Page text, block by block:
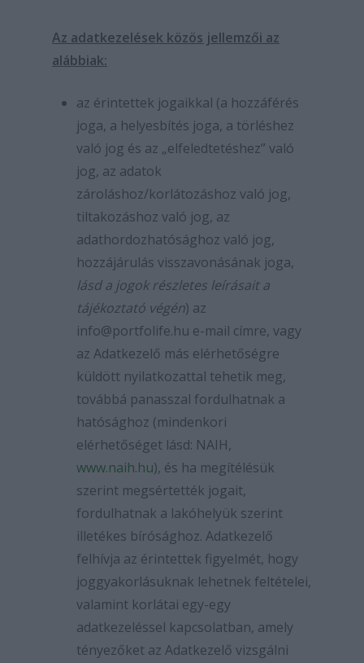
Az adatkezelések közös jellemzői az
alábbiak:
az érintettek jogaikkal (a hozzáférés
joga, a helyesbítés joga, a törléshez
való jog és az „elfeledtetéshez” való
jog, az adatok
zároláshoz/korlátozáshoz való jog,
tiltakozáshoz való jog, az
adathordozhatósághoz való jog,
hozzájárulás visszavonásának joga,
lásd a jogok részletes leírásait a
tájékoztató végén) az
info@portfolife.hu e-mail címre, vagy
az Adatkezelő más elérhetőségre
küldött nyilatkozattal tehetik meg,
továbbá panasszal fordulhatnak a
hatósághoz (mindenkori
elérhetőséget lásd: NAIH,
www.naih.hu), és ha megítélésük
szerint megsértették jogait,
fordulhatnak a lakóhelyük szerint
illetékes bírósághoz. Adatkezelő
felhívja az érintettek figyelmét, hogy
joggyakorlásuknak lehetnek feltételei,
valamint korlátai egy-egy
adatkezeléssel kapcsolatban, amely
tényezőket az Adatkezelő vizsgálni